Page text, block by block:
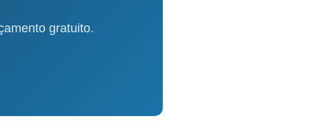
gratuito.